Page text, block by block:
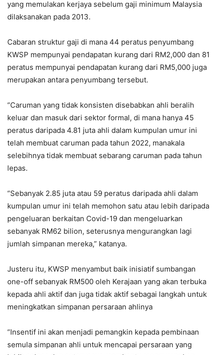
yang memulakan kerjaya sebelum gaji minimum Malaysia
dilaksanakan pada 2013.
Cabaran struktur gaji di mana 44 peratus penyumbang
KWSP mempunyai pendapatan kurang dari RM2,000 dan 81
peratus mempunyai pendapatan kurang dari RM5,000 juga
merupakan antara penyumbang tersebut.
“Caruman yang tidak konsisten disebabkan ahli beralih
keluar dan masuk dari sektor formal, di mana hanya 45
peratus daripada 4.81 juta ahli dalam kumpulan umur ini
telah membuat caruman pada tahun 2022, manakala
selebihnya tidak membuat sebarang caruman pada tahun
lepas.
“Sebanyak 2.85 juta atau 59 peratus daripada ahli dalam
kumpulan umur ini telah memohon satu atau lebih daripada
pengeluaran berkaitan Covid-19 dan mengeluarkan
sebanyak RM62 bilion, seterusnya mengurangkan lagi
jumlah simpanan mereka,” katanya.
Justeru itu, KWSP menyambut baik inisiatif sumbangan
one-off sebanyak RM500 oleh Kerajaan yang akan terbuka
kepada ahli aktif dan juga tidak aktif sebagai langkah untuk
meningkatkan simpanan persaraan ahlinya
“Insentif ini akan menjadi pemangkin kepada pembinaan
semula simpanan ahli untuk mencapai persaraan yang